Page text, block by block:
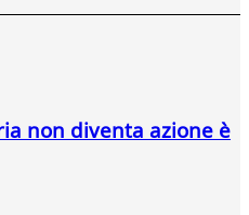
non diventa azione è